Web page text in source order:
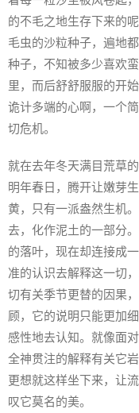
的不毛之地生存下来的
毛虫的沙粒种子，遍地
种子，不知被多少喜欢
里，而后舒舒服服的开
诡计多端的心啊，一个
切危机。
就在去年冬天满目荒草
明年春日，腾开让嫩芽
黄，只有一派盎然生机
去，化作泥土的一部分
的落叶，现在却连接成
准的认识去解释这一切
切有关季节更替的因果
顾，它的说明只能更加
感性地去认知。就像面
全神贯注的解释有关它
更想就这样坐下来，让
叹它莫名的美。